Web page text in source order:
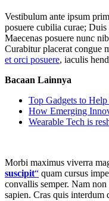
Vestibulum ante ipsum
posuere cubilia curae;
Maecenas posuere nunc
Curabitur placerat congue
et orci posuere, iaculis
Bacaan Lainnya
Top Gadgets to
How Emerging
Wearable Tech is
Morbi maximus viverra
suscipit“ quam cursus
convallis semper. Nam
sapien. Cras quis interdum